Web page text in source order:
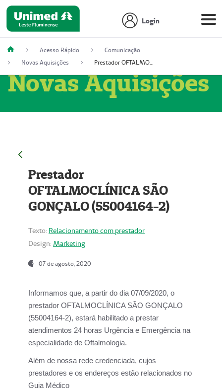
Login
Acesso Rápido
Comunicação
Novas Aquisições
Prestador OFTALMOCLÍNICA SÃO GONÇALO (55004164-2)
Novas Aquisições
Prestador
OFTALMOCLÍNICA SÃO
GONÇALO (55004164-2)
Texto: Relacionamento com prestador
Design: Marketing
07 de agosto, 2020
Informamos que, a partir do dia 07/09/2020, o
prestador OFTALMOCLÍNICA SÃO GONÇALO
(55004164-2), estará habilitado a prestar
atendimentos 24 horas Urgência e Emergência na
especialidade de Oftalmologia.
Além de nossa rede credenciada, cujos
prestadores e os endereços estão relacionados no
Guia Médico